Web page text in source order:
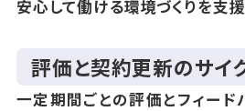
安心して働ける環境づくりを支援
評価と契約更新のサイ
一定期間ごとの評価とフィード